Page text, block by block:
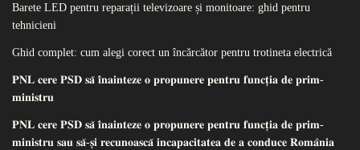
Barete LED pentru reparații televizoare și monitoare: ghid pentru
tehnicieni
Ghid complet: cum alegi corect un încărcător pentru trotineta electrică
𝐏𝐍𝐋 𝐜𝐞𝐫𝐞 𝐏𝐒𝐃 𝐬𝐚̆ 𝐢̂𝐧𝐚𝐢𝐧𝐭𝐞𝐳𝐞 𝐨 𝐩𝐫𝐨𝐩𝐮𝐧𝐞𝐫𝐞 𝐩𝐞𝐧𝐭𝐫𝐮 𝐟𝐮𝐧𝐜𝐭̦𝐢𝐚 𝐝𝐞 𝐩𝐫𝐢𝐦-
𝐦𝐢𝐧𝐢𝐬𝐭𝐫𝐮
𝐏𝐍𝐋 𝐜𝐞𝐫𝐞 𝐏𝐒𝐃 𝐬𝐚̆ 𝐢̂𝐧𝐚𝐢𝐧𝐭𝐞𝐳𝐞 𝐨 𝐩𝐫𝐨𝐩𝐮𝐧𝐞𝐫𝐞 𝐩𝐞𝐧𝐭𝐫𝐮 𝐟𝐮𝐧𝐜𝐭̦𝐢𝐚 𝐝𝐞 𝐩𝐫𝐢𝐦-
𝐦𝐢𝐧𝐢𝐬𝐭𝐫𝐮 𝐬𝐚𝐮 𝐬𝐚̆-𝐬̦𝐢 𝐫𝐞𝐜𝐮𝐧𝐨𝐚𝐬𝐜𝐚̆ 𝐢𝐧𝐜𝐚𝐩𝐚𝐜𝐢𝐭𝐚𝐭𝐞𝐚 𝐝𝐞 𝐚 𝐜𝐨𝐧𝐝𝐮𝐜𝐞 𝐑𝐨𝐦𝐚̂𝐧𝐢𝐚